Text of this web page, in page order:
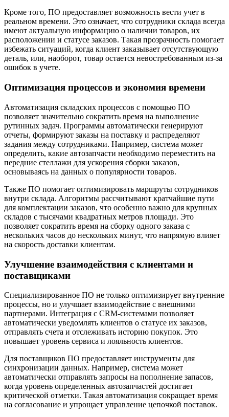
Кроме того, ПО предоставляет возможность вести учет в
реальном времени. Это означает, что сотрудники склада всегда
имеют актуальную информацию о наличии товаров, их
расположении и статусе заказов. Такая прозрачность помогает
избежать ситуаций, когда клиент заказывает отсутствующую
деталь, или, наоборот, товар остается невостребованным из-за
ошибок в учете.
Оптимизация процессов и экономия времени
Автоматизация складских процессов с помощью ПО
позволяет значительно сократить время на выполнение
рутинных задач. Программы автоматически генерируют
отчеты, формируют заказы на поставку и распределяют
задания между сотрудниками. Например, система может
определить, какие автозапчасти необходимо переместить на
передние стеллажи для ускорения сборки заказов,
основываясь на данных о популярности товаров.
Также ПО помогает оптимизировать маршруты сотрудников
внутри склада. Алгоритмы рассчитывают кратчайшие пути
для комплектации заказов, что особенно важно для крупных
складов с тысячами квадратных метров площади. Это
позволяет сократить время на сборку одного заказа с
нескольких часов до нескольких минут, что напрямую влияет
на скорость доставки клиентам.
Улучшение взаимодействия с клиентами и
поставщиками
Специализированное ПО не только оптимизирует внутренние
процессы, но и улучшает взаимодействие с внешними
партнерами. Интеграция с CRM-системами позволяет
автоматически уведомлять клиентов о статусе их заказов,
отправлять счета и отслеживать историю покупок. Это
повышает уровень сервиса и лояльность клиентов.
Для поставщиков ПО предоставляет инструменты для
синхронизации данных. Например, система может
автоматически отправлять запросы на пополнение запасов,
когда уровень определенных автозапчастей достигает
критической отметки. Такая автоматизация сокращает время
на согласование и упрощает управление цепочкой поставок.